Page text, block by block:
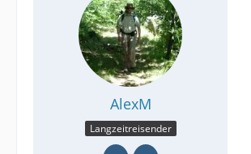
AlexM
Langzeitreisender